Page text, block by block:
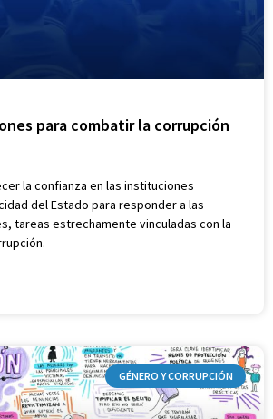
para combatir la corrupción
la confianza en las instituciones
del Estado para responder a las
tareas estrechamente vinculadas con la
GÉNERO Y CORRUPCIÓN